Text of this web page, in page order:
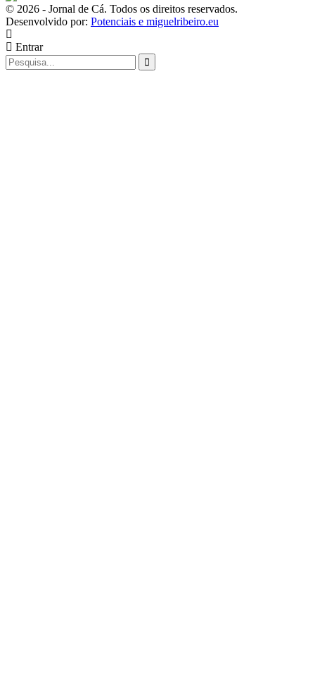
© 2026 - Jornal de Cá. Todos os direitos reservados.
Desenvolvido por: Potenciais e miguelribeiro.eu
Entrar